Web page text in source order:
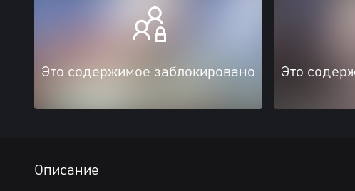
Это содержимое заблокировано Это
Описание